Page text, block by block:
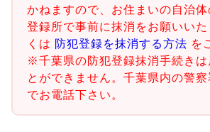
かねますので、お住まいの自治
登録所で事前に抹消をお願いいた
くは 防犯登録を抹消する方法 を
※千葉県の防犯登録抹消手続きは
とができません。千葉県内の警
でお電話下さい。